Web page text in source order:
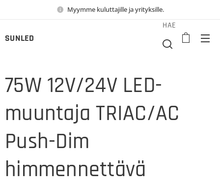
Myymme kuluttajille ja yrityksille.
SUNLED
HAE
75W 12V/24V LED-
muuntaja TRIAC/AC
Push-Dim
himmennettävä